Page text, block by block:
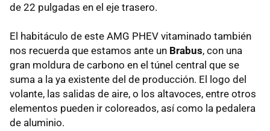
de 22 pulgadas en el eje trasero.
El habitáculo de este AMG PHEV vitaminado también
nos recuerda que estamos ante un Brabus, con una
gran moldura de carbono en el túnel central que se
suma a la ya existente del de producción. El logo del
volante, las salidas de aire, o los altavoces, entre otros
elementos pueden ir coloreados, así como la pedalera
de aluminio.